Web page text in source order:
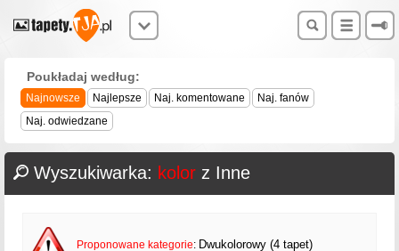
Poukładaj według:
Najnowsze Najlepsze Naj. komentowane
Naj. fanów
Naj. odwiedzane
Wyszukiwarka: kolor z Inne
Proponowane kategorie: Dwukolorowy (4 tapet)